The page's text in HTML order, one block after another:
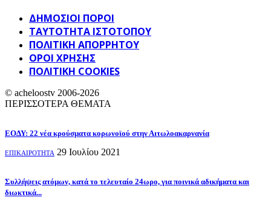
ΔΗΜΟΣΙΟΙ ΠΟΡΟΙ
ΤΑΥΤΌΤΗΤΑ ΙΣΤΌΤΟΠΟΥ
ΠΟΛΙΤΙΚΉ ΑΠΟΡΡΉΤΟΥ
ΌΡΟΙ ΧΡΉΣΗΣ
ΠΟΛΙΤΙΚΗ COOKIES
© acheloostv 2006-2026
ΠΕΡΙΣΣΟΤΕΡΑ ΘΕΜΑΤΑ
ΕΟΔΥ: 22 νέα κρούσματα κορωνοϊού στην Αιτωλοακαρνανία
ΕΠΙΚΑΙΡΟΤΗΤΑ 29 Ιουλίου 2021
Συλλήψεις ατόμων, κατά το τελευταίο 24ωρο, για ποινικά αδικήματα και
διωκτικά...